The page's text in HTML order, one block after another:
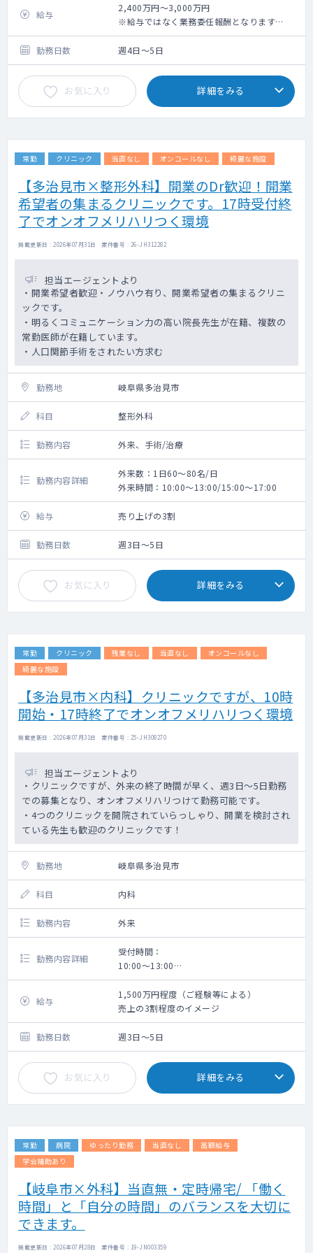
・手術：白内障メイン ※緑内障対応可能な
方歓迎（連携病院あり）
■内科
・外来：60～80人程度/日(時期により変動)
・生活習慣病管理を主軸に総合診療的役割
給与
2,400万円～3,000万円
※給与ではなく業務委任報酬となります
※週4日の場合は割り戻し
※週4日×1日10時間で5日分の報酬とするこ
とも可能
勤務日数 週4日～5日
お気に入り 詳細をみる
常勤 クリニック 当直なし オンコールなし 綺麗な施設
【多治見市×整形外科】開業のDr歓迎！開業
希望者の集まるクリニックです。17時受付終
了でオンオフメリハリつく環境
掲載更新日 : 2026年07月31日 案件番号 : 26-JH312282
担当エージェントより
・開業希望者歓迎・ノウハウ有り、開業希望者の集まるクリニ
ックです。
・明るくコミュニケーション力の高い院長先生が在籍、複数の
常勤医師が在籍しています。
・人口関節手術をされたい方求む
勤務地 岐阜県多治見市
科目 整形外科
勤務内容 外来、手術/治療
勤務内容詳細
外来数：1日60～80名/日
外来時間：10:00～13:00/15:00～17:00
給与 売り上げの3割
勤務日数 週3日～5日
お気に入り 詳細をみる
常勤 クリニック 残業なし 当直なし
オンコールなし
綺麗な施設
【多治見市×内科】クリニックですが、10時
開始・17時終了でオンオフメリハリつく環境
掲載更新日 : 2026年07月31日 案件番号 : 25-JH308270
担当エージェントより
・クリニックですが、外来の終了時間が早く、週3日～5日勤務
での募集となり、オンオフメリハリつけて勤務可能です。
・4つのクリニックを開院されていらっしゃり、開業を検討され
ている先生も歓迎のクリニックです！
勤務地 岐阜県多治見市
科目 内科
勤務内容 外来
勤務内容詳細
受付時間：
10:00～13:00
13:00～17:00
給与
1,500万円程度（ご経験等による）
売上の3割程度のイメージ
勤務日数 週3日～5日
お気に入り 詳細をみる
常勤 病院 ゆったり勤務 当直なし
高額給与
学会補助あり
【岐阜市×外科】当直無・定時帰宅/ 「働く
時間」と「自分の時間」のバランスを大切に
できます。
掲載更新日 : 2026年07月28日 案件番号 : 19-JN003359